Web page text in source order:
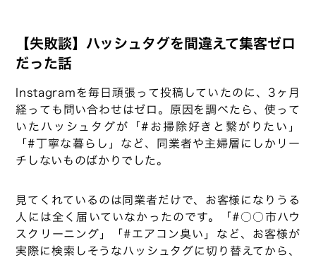
【失敗談】ハッシュタグを間違えて集客ゼロ
だった話
Instagramを毎日頑張って投稿していたのに、3ヶ月
経っても問い合わせはゼロ。原因を調べたら、使って
いたハッシュタグが「#お掃除好きと繋がりたい」
「#丁寧な暮らし」など、同業者や主婦層にしかリー
チしないものばかりでした。
見てくれているのは同業者だけで、お客様になりうる
人には全く届いていなかったのです。「#○○市ハウ
スクリーニング」「#エアコン臭い」など、お客様が
実際に検索しそうなハッシュタグに切り替えてから、